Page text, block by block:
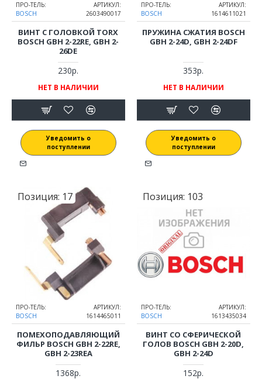
ПРО-ТЕЛЬ:
BOSCH
АРТИКУЛ:
2603490017
ВИНТ С ГОЛОВКОЙ TORX
BOSCH GBH 2-22RE, GBH 2-
26DE
230р.
НЕТ В НАЛИЧИИ
Уведомить о
поступлении
ПРО-ТЕЛЬ:
BOSCH
АРТИКУЛ:
1614611021
ПРУЖИНА СЖАТИЯ BOSCH
GBH 2-24D, GBH 2-24DF
353р.
НЕТ В НАЛИЧИИ
Уведомить о
поступлении
Позиция: 17
ПРО-ТЕЛЬ:
BOSCH
АРТИКУЛ:
1614465011
ПОМЕХОПОДАВЛЯЮЩИЙ
ФИЛЬР BOSCH GBH 2-22RE,
GBH 2-23REA
1368р.
Позиция: 103
ПРО-ТЕЛЬ:
BOSCH
АРТИКУЛ:
1613435034
ВИНТ СО СФЕРИЧЕСКОЙ
ГОЛОВ BOSCH GBH 2-20D,
GBH 2-24D
152р.